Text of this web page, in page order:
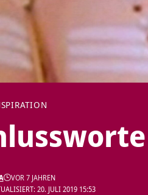
20. JULI 2019 15:53
VOR 7 JAHREN